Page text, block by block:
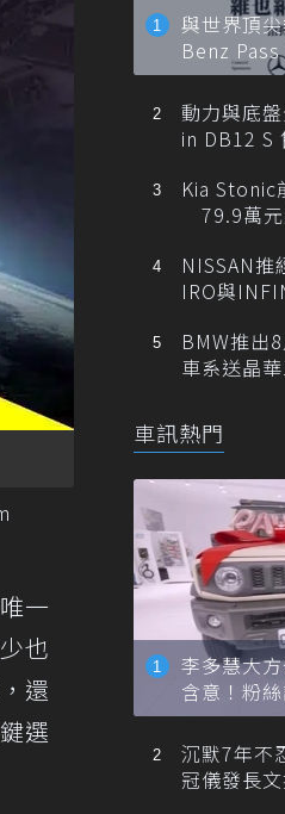
一
也
還
選
與世界頂
Benz
也納愛樂
動力與底
in DB12 S
Kia Stonic
79.9萬元
NISSAN
IRO與
BMW推出
車系送晶
車訊熱門
李多慧大
含意！粉
忙找車
沉默7年不
冠儀發長